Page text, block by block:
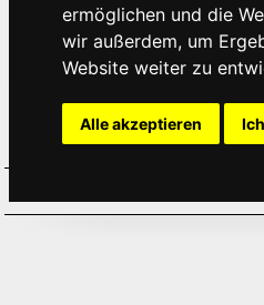
ermöglichen und die
wir außerdem, um
Website weiter zu
Alle akzeptieren